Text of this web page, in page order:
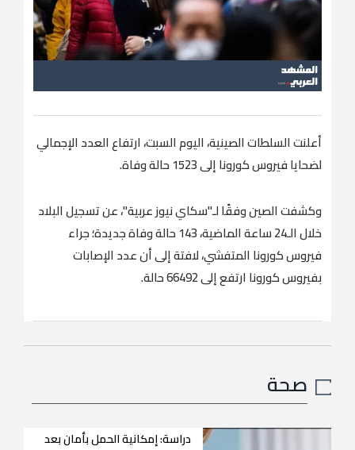
أعلنت السلطات الصينية، اليوم السبت، ارتفاع العدد الإجمالي
لضحايا فيروس كورونا إلى 1523 حالة وفاة.
وكشفت الصين وفقًا لـ"سكاي نيوز عربية"، عن تسجيل البلاد
خلال الـ24 ساعة الماضية، 143 حالة وفاة جديدة؛ جراء
فيروس كورونا المتفشي، لافتة إلى أن عدد الإصابات
بفيروس كورونا ارتفع إلى 66492 حالة.
صحة
دراسة: إمكانية الحمل بأمان بعد